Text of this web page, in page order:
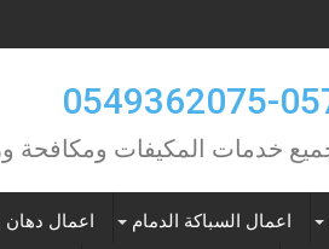
خدمات المكيفات
اعمال السباكة الدمام اعمال دهان